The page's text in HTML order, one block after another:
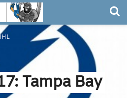
Tampa Bay